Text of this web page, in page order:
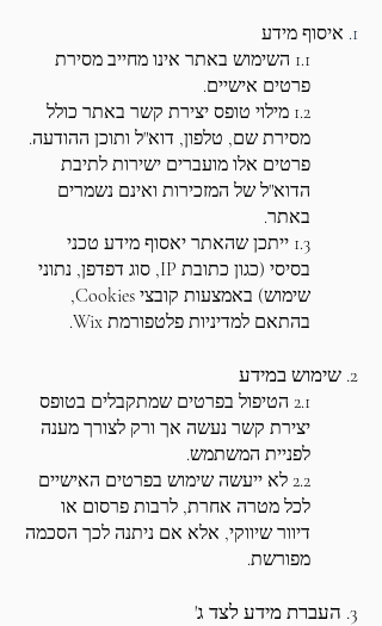
1. איסוף מידע
1.1 השימוש באתר אינו מחייב מסירת
פרטים אישיים.
1.2 מילוי טופס יצירת קשר באתר כולל
מסירת שם, טלפון, דוא"ל ותוכן ההודעה.
פרטים אלו מועברים ישירות לתיבת
הדוא"ל של המזכירות ואינם נשמרים
באתר.
1.3 ייתכן שהאתר יאסוף מידע טכני
בסיסי (כגון כתובת IP, סוג דפדפן, נתוני
שימוש) באמצעות קובצי Cookies,
בהתאם למדיניות פלטפורמת Wix.
2. שימוש במידע
2.1 הטיפול בפרטים שמתקבלים בטופס
יצירת קשר נעשה אך ורק לצורך מענה
לפניית המשתמש.
2.2 לא ייעשה שימוש בפרטים האישיים
לכל מטרה אחרת, לרבות פרסום או
דיוור שיווקי, אלא אם ניתנה לכך הסכמה
מפורשת.
3. העברת מידע לצד ג'